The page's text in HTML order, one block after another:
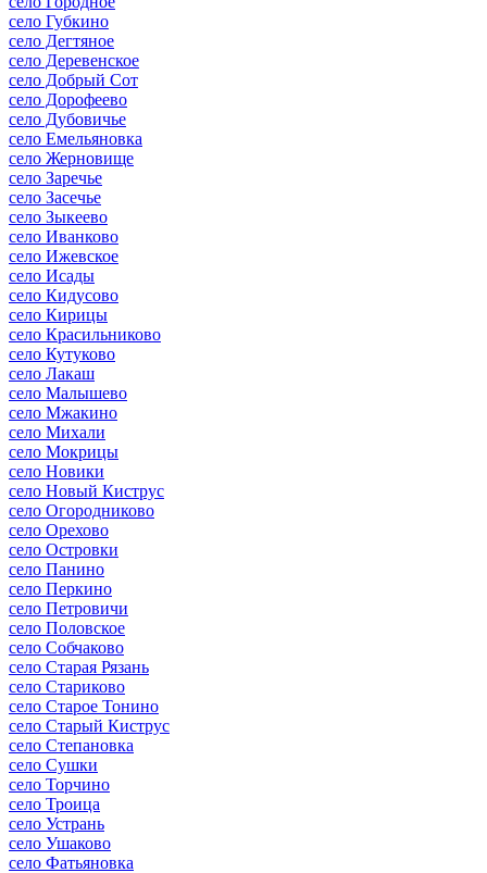
село Губкино
село Дегтяное
село Деревенское
село Добрый Сот
село Дорофеево
село Дубовичье
село Емельяновка
село Жерновище
село Заречье
село Засечье
село Зыкеево
село Иванково
село Ижевское
село Исады
село Кидусово
село Кирицы
село Красильниково
село Кутуково
село Лакаш
село Малышево
село Мжакино
село Михали
село Мокрицы
село Новики
село Новый Киструс
село Огородниково
село Орехово
село Островки
село Панино
село Перкино
село Петровичи
село Половское
село Собчаково
село Старая Рязань
село Стариково
село Старое Тонино
село Старый Киструс
село Степановка
село Сушки
село Торчино
село Троица
село Устрань
село Ушаково
село Фатьяновка